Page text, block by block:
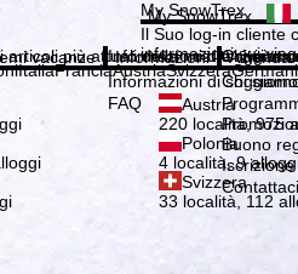
My SnowTrex
My SnowTrex
Il Suo log-in cliente
informazioni sui
Si
ItaliaFranciaAustriaSvizzera
Austria
220 località, 975
Polonia
4 località, 9
Svizzera
33 località, 112
vacanze
articoli più attuali della nostra rivista
Informazioni
Informazioni di
Informazioni di
FAQ
Azienda
Chi siamo
Chi siamo
Buono
Contattaci